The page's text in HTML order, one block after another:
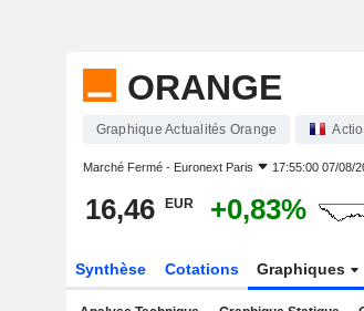
ORANGE
Graphique Actualités Orange
Marché Fermé - Euronext Paris 17:55:00 07/08/
16,46 EUR +0,83%
Synthèse Cotations Graphiques